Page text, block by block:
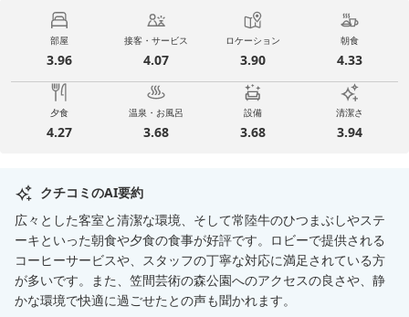
部屋
3.96
接客・サービス
4.07
ロケーション
3.90
朝食
4.33
夕食
4.27
温泉・お風呂
3.68
設備
3.68
清潔さ
3.94
クチコミのAI要約
広々とした客室と清潔な環境、そして常陸牛のひつまぶしやステ
ーキといった朝食や夕食の食事が好評です。ロビーで提供される
コーヒーサービスや、スタッフの丁寧な対応に満足されている方
が多いです。また、笠間芸術の森公園へのアクセスの良さや、静
かな環境で快適に過ごせたとの声も聞かれます。